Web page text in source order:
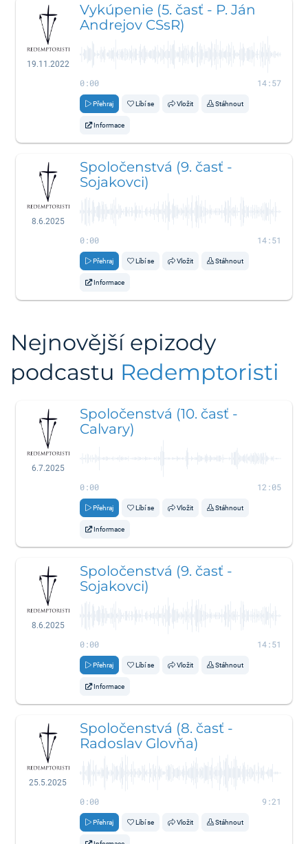
19.11.2022
Vykúpenie (5. časť - P. Ján
Andrejov CSsR)
0:00 14:57
Přehraj Líbí se Vložit Stáhnout
Informace
8.6.2025
Spoločenstvá (9. časť -
Sojakovci)
0:00 14:51
Přehraj Líbí se Vložit Stáhnout
Informace
Nejnovější epizody
podcastu Redemptoristi
6.7.2025
Spoločenstvá (10. časť -
Calvary)
0:00 12:05
Přehraj Líbí se Vložit Stáhnout
Informace
8.6.2025
Spoločenstvá (9. časť -
Sojakovci)
0:00 14:51
Přehraj Líbí se Vložit Stáhnout
Informace
25.5.2025
Spoločenstvá (8. časť -
Radoslav Glovňa)
0:00 9:21
Přehraj Líbí se Vložit Stáhnout